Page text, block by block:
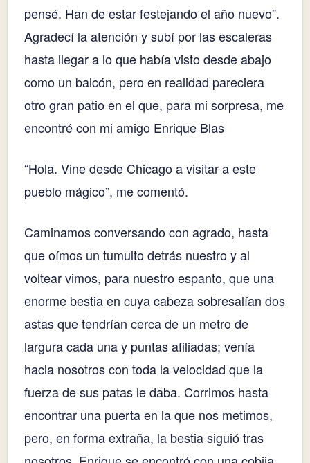
pensé. Han de estar festejando el año nuevo”.
Agradecí la atención y subí por las escaleras
hasta llegar a lo que había visto desde abajo
como un balcón, pero en realidad pareciera
otro gran patio en el que, para mi sorpresa, me
encontré con mi amigo Enrique Blas
“Hola. Vine desde Chicago a visitar a este
pueblo mágico”, me comentó.
Caminamos conversando con agrado, hasta
que oímos un tumulto detrás nuestro y al
voltear vimos, para nuestro espanto, que una
enorme bestia en cuya cabeza sobresalían dos
astas que tendrían cerca de un metro de
largura cada una y puntas afiliadas; venía
hacia nosotros con toda la velocidad que la
fuerza de sus patas le daba. Corrimos hasta
encontrar una puerta en la que nos metimos,
pero, en forma extraña, la bestia siguió tras